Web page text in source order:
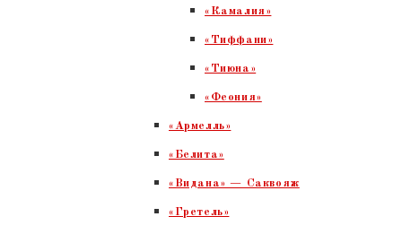
«Камалия»
«Тиффани»
«Тиюна»
«Феония»
«Армелль»
«Белита»
«Видана» — Саквояж
«Гретель»